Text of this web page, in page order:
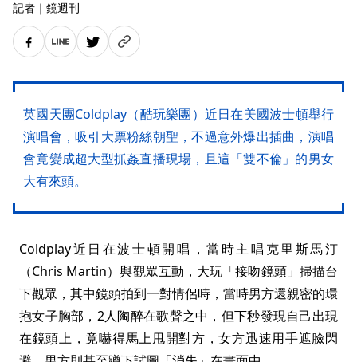
記者 ｜ 鏡週刊
英國天團Coldplay（酷玩樂團）近日在美國波士頓舉行
演唱會，吸引大票粉絲朝聖，不過意外爆出插曲，演唱
會竟變成超大型抓姦直播現場，且這「雙不倫」的男女
大有來頭。
Coldplay近日在波士頓開唱，當時主唱克里斯馬汀
（Chris Martin）與觀眾互動，大玩「接吻鏡頭」掃描台
下觀眾，其中鏡頭拍到一對情侶時，當時男方還親密的環
抱女子胸部，2人陶醉在歌聲之中，但下秒發現自己出現
在鏡頭上，竟嚇得馬上甩開對方，女方迅速用手遮臉閃